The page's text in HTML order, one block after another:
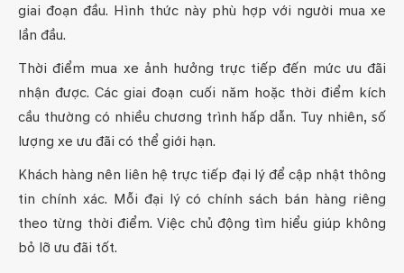
giai đoạn đầu. Hình thức này phù hợp với người mua xe
lần đầu.
Thời điểm mua xe ảnh hưởng trực tiếp đến mức ưu đãi
nhận được. Các giai đoạn cuối năm hoặc thời điểm kích
cầu thường có nhiều chương trình hấp dẫn. Tuy nhiên, số
lượng xe ưu đãi có thể giới hạn.
Khách hàng nên liên hệ trực tiếp đại lý để cập nhật thông
tin chính xác. Mỗi đại lý có chính sách bán hàng riêng
theo từng thời điểm. Việc chủ động tìm hiểu giúp không
bỏ lỡ ưu đãi tốt.